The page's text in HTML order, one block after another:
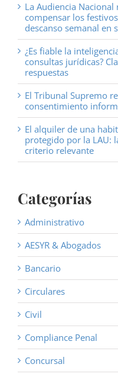
La Audiencia
compensar los
descanso semanal en
¿Es fiable la
consultas jurídicas?
respuestas
El Tribunal Supremo
consentimiento
El alquiler de una
protegido por la LAU:
criterio relevante
Categorías
Administrativo
AESYR & Abogados
Bancario
Circulares
Civil
Compliance Penal
Concursal